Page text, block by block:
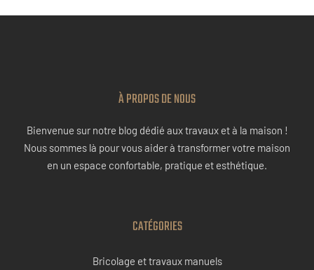
À PROPOS DE NOUS
Bienvenue sur notre blog dédié aux travaux et à la maison !
Nous sommes là pour vous aider à transformer votre maison
en un espace confortable, pratique et esthétique.
CATÉGORIES
Bricolage et travaux manuels